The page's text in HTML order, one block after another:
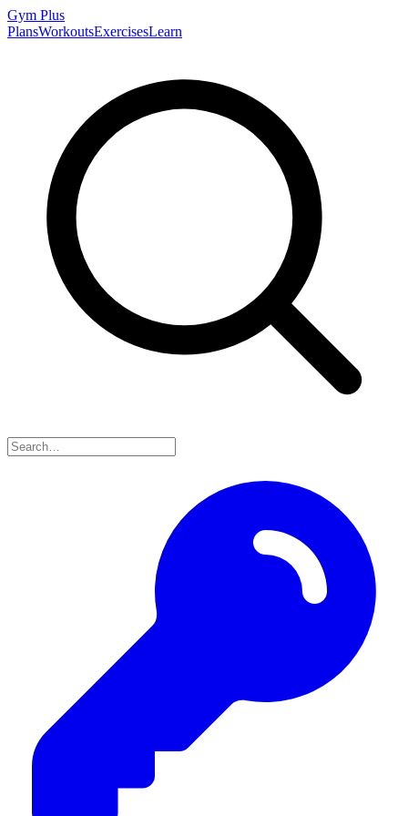
Gym Plus
PlansWorkoutsExercisesLearn